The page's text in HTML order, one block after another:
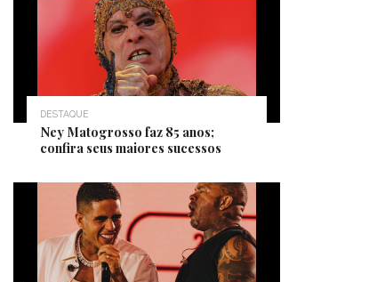
DESTAQUE
Ney Matogrosso faz 85 anos;
confira seus maiores sucessos